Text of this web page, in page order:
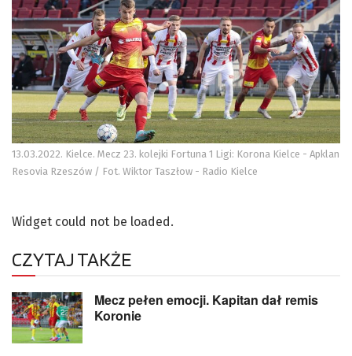
13.03.2022. Kielce. Mecz 23. kolejki Fortuna 1 Ligi: Korona Kielce - Apklan
Resovia Rzeszów / Fot. Wiktor Taszłow - Radio Kielce
Widget could not be loaded.
CZYTAJ TAKŻE
Mecz pełen emocji. Kapitan dał remis
Koronie